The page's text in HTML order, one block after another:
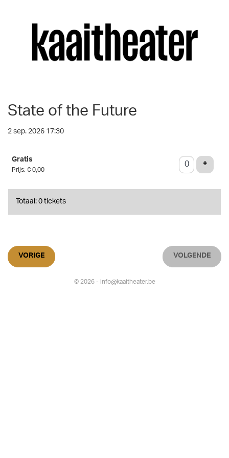
State of the Future
2 sep. 2026 17:30
Gratis
Prijs: € 0,00 +
Totaal: 0 tickets
VOLGENDE
VORIGE
© 2026 - info@kaaitheater.be